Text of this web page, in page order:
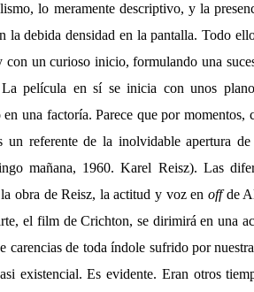
lo meramente descriptivo, y la
la debida densidad en la pantalla. Todo
con un curioso inicio, formulando una
película en sí se inicia con unos
una factoría. Parece que por
un referente de la inolvidable apertura de
mañana, 1960. Karel Reisz). Las
obra de Reisz, la actitud y voz enoffde
el film de Crichton, se dirimirá en una
carencias de toda índole sufrido por
existencial. Es evidente. Eran otros